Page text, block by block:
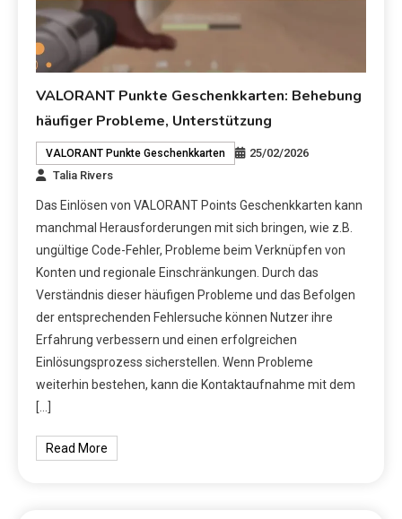
VALORANT Punkte Geschenkkarten: Behebung
häufiger Probleme, Unterstützung
VALORANT Punkte Geschenkkarten
25/02/2026
Talia Rivers
Das Einlösen von VALORANT Points Geschenkkarten kann
manchmal Herausforderungen mit sich bringen, wie z.B.
ungültige Code-Fehler, Probleme beim Verknüpfen von
Konten und regionale Einschränkungen. Durch das
Verständnis dieser häufigen Probleme und das Befolgen
der entsprechenden Fehlersuche können Nutzer ihre
Erfahrung verbessern und einen erfolgreichen
Einlösungsprozess sicherstellen. Wenn Probleme
weiterhin bestehen, kann die Kontaktaufnahme mit dem
[…]
Read More